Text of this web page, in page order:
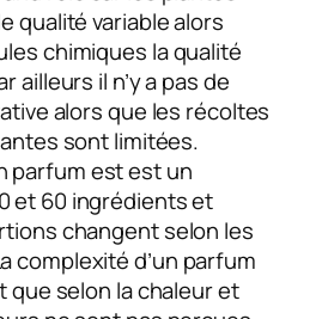
qualité variable alors
chimiques la qualité
ailleurs il n’y a pas de
alors que les récoltes
sont limitées.
parfum est est un
et 60 ingrédients et
changent selon les
complexité d’un parfum
que selon la chaleur et